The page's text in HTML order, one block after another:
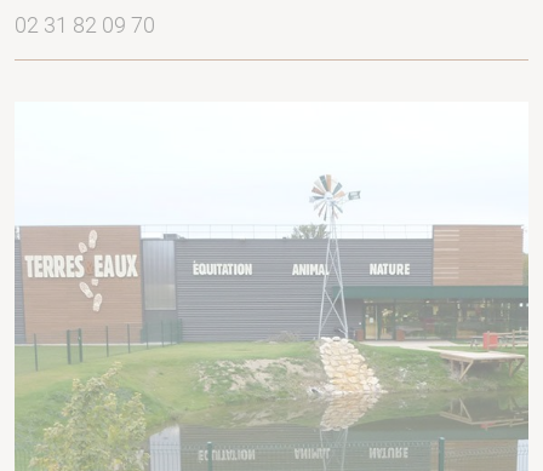
02 31 82 09 70